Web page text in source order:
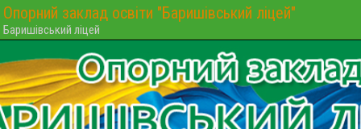
Опорний заклад освіти "Баришівський ліцей"
Баришівський ліцей